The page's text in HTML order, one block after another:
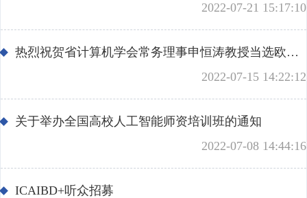
2022-07-21 15:17:10
热烈祝贺省计算机学会常务理事申恒涛教授当选欧洲科学院院士
2022-07-15 14:22:12
关于举办全国高校人工智能师资培训班的通知
2022-07-08 14:44:16
ICAIBD+听众招募